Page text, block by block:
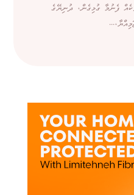
ފެނުމާ ގުޅިގެން، ދުނިޔޭގެ